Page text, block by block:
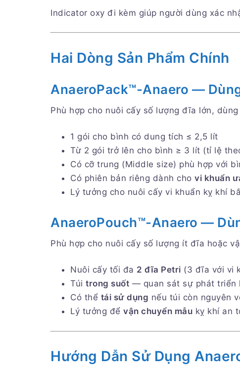
Indicator oxy đi kèm giúp người dùng xác
Hai Dòng Sản Phẩm Chính
AnaeroPack™-Anaero —
Phù hợp cho nuôi cấy số lượng đĩa lớn,
1 gói cho bình có dung tích ≤ 2,5 lít
Từ 2 gói trở lên cho bình ≥ 3 lít (tỉ lệ
Có cỡ trung (Middle size) phù hợp với
Có phiên bản riêng dành cho vi khuẩn
Lý tưởng cho nuôi cấy vi khuẩn kỵ khí
AnaeroPouch™-Anaero —
Phù hợp cho nuôi cấy số lượng ít đĩa hoặc
Nuôi cấy tối đa 2 đĩa Petri (3 đĩa với vi
Túi trong suốt — quan sát sự phát triển
Có thể tái sử dụng nếu túi còn nguyên
Lý tưởng để vận chuyển mẫu kỵ khí an
Hướng Dẫn Sử Dụng